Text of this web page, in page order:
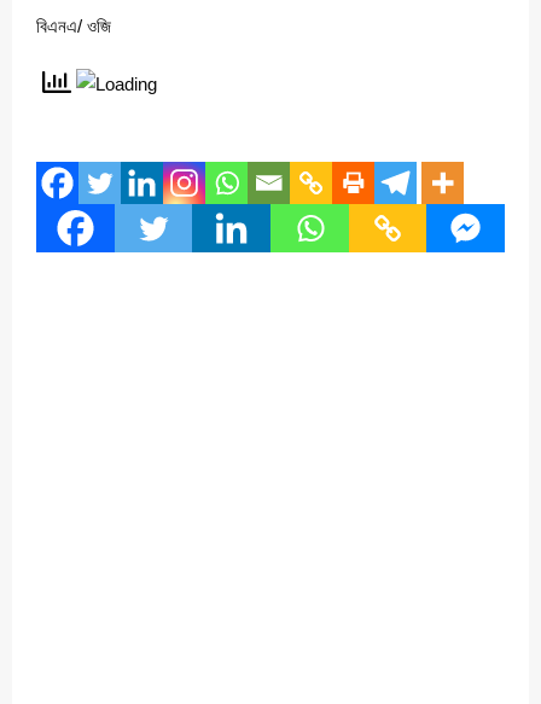
বিএনএ/ ওজি